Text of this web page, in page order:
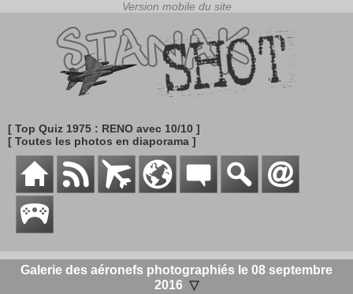
[ Top Quiz 1975 : RENO avec 10/10 ]
[ Toutes les photos en diaporama ]
Galerie des aéronefs photographiés le 08 septembre
2016 ▽